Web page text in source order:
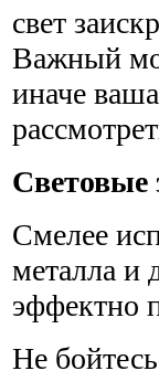
свет
Важный
иначе
Смелее
металла и
эффектно
Не